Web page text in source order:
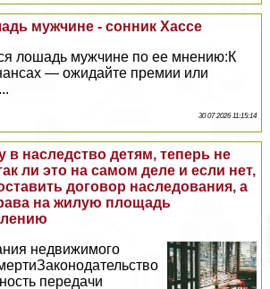
мужчине - сонник Хассе
лошадь мужчине по ее мнению:К
— ожидайте премии или
30 07 2026 11:15:14
в наследство детям, теперь не
ли это на самом деле и если нет,
договор наследования, а
на жилую площадь
недвижимого
передачи